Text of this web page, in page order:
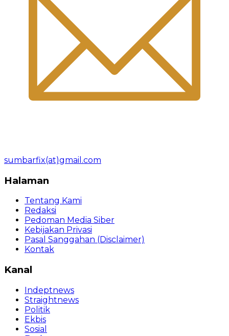
sumbarfix(at)gmail.com
Halaman
Tentang Kami
Redaksi
Pedoman Media Siber
Kebijakan Privasi
Pasal Sanggahan (Disclaimer)
Kontak
Kanal
Indeptnews
Straightnews
Politik
Ekbis
Sosial